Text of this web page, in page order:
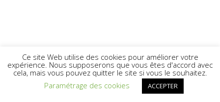
Ce site Web utilise des cookies pour améliorer votre
expérience. Nous supposerons que vous êtes d'accord avec
cela, mais vous pouvez quitter le site si vous le souhaitez.
Paramétrage des cookies
ACCEPTER